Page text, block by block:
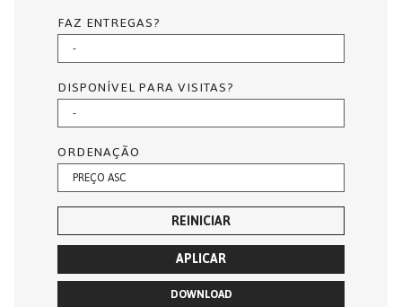
FAZ ENTREGAS?
DISPONÍVEL PARA VISITAS?
ORDENAÇÃO
APLICAR
REINICIAR
DOWNLOAD